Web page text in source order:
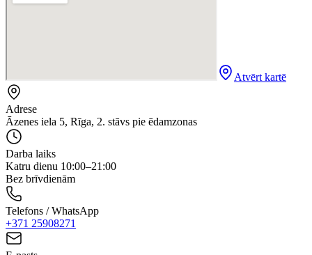
Atvērt kartē
Adrese
Āzenes iela 5, Rīga, 2. stāvs pie ēdamzonas
Darba laiks
Katru dienu 10:00–21:00
Bez brīvdienām
Telefons / WhatsApp
+371 25908271